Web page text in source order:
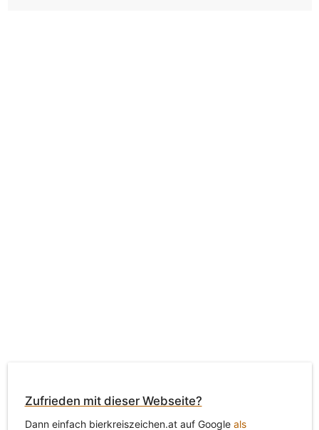
Zufrieden mit dieser Webseite?
Dann einfach bierkreiszeichen.at auf Google als